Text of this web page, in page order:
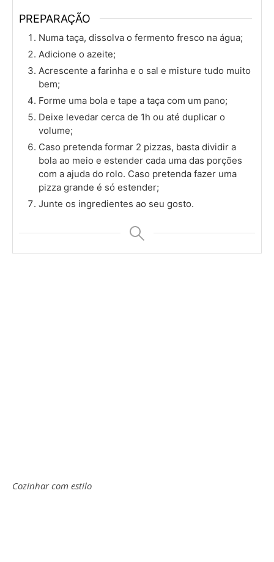
PREPARAÇÃO
Numa taça, dissolva o fermento fresco na água;
Adicione o azeite;
Acrescente a farinha e o sal e misture tudo muito
bem;
Forme uma bola e tape a taça com um pano;
Deixe levedar cerca de 1h ou até duplicar o
volume;
Caso pretenda formar 2 pizzas, basta dividir a
bola ao meio e estender cada uma das porções
com a ajuda do rolo. Caso pretenda fazer uma
pizza grande é só estender;
Junte os ingredientes ao seu gosto.
Cozinhar com estilo